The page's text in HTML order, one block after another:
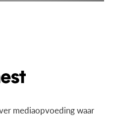
mediaopvoeding waar